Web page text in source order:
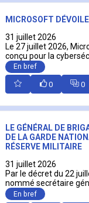
MICROSOFT
31 juillet 2026
Le 27 juillet 2026,
conçu pour la
En bref
0 0
LE GÉNÉRAL DE
DE LA GARDE
RÉSERVE MILITAIRE
31 juillet 2026
Par le décret du 22
nommé secrétaire
En bref